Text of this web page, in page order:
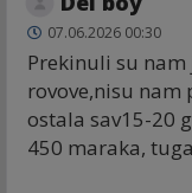
07.06.2026 00:30
Prekinuli su nam
rovove,nisu nam
ostala sav15-20
450 maraka, tuga